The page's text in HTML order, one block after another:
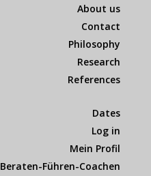
About us
Contact
Philosophy
Research
References
Dates
Log in
Mein Profil
Beraten-Führen-Coachen